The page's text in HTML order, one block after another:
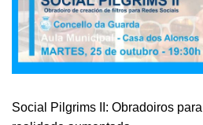
Social Pilgrims II: Obradoiros